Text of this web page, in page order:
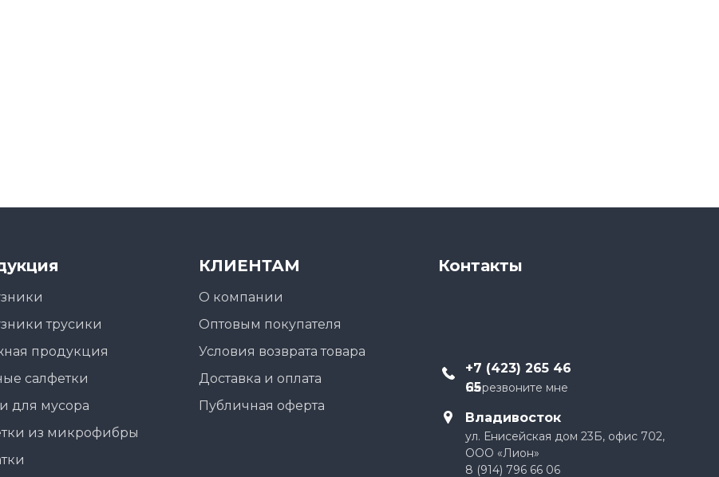
трусики
продукция
салфетки
для мусора
из микрофибры
КЛИЕНТАМ
О компании
Оптовым покупателя
Условия возврата товара
Доставка и оплата
Публичная оферта
Контакты
+7 (423) 265 46
65
Владивосток
ул. Енисейская дом 23Б, офис 702,
ООО «Лион»
8 (914) 796 66 06
Перезвоните мне